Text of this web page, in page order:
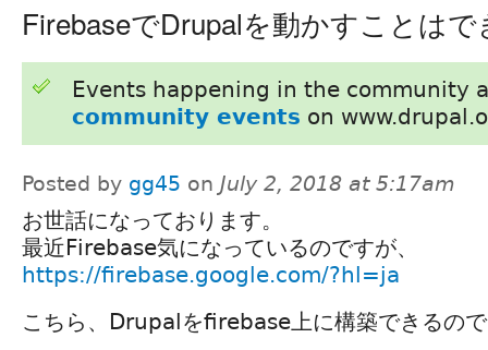
FirebaseでDrupalを動かすことは
Events happening in the community
community events on
Posted by gg45 on July 2, 2018 at 5:17am
お世話になっております。
最近Firebase気になっているのですが、
https://firebase.google.com/?hl=ja
こちら、Drupalをfirebase上に構築できるの